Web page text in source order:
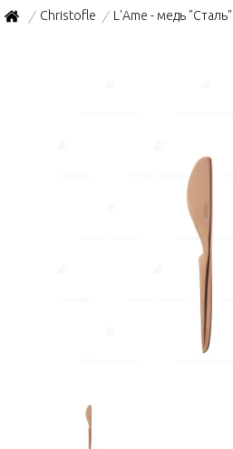
/ Christofle / L'Ame - медь "Сталь"